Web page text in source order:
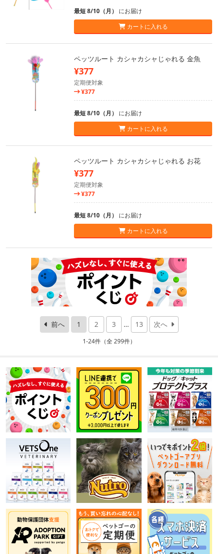
最短 8/10（月） にお届け
カートに入れる
ペッツルート カシャカシャじゃれる 金魚
¥377
定期便対象
¥377
最短 8/10（月） にお届け
カートに入れる
ペッツルート カシャカシャじゃれる お花
¥377
定期便対象
¥377
最短 8/10（月） にお届け
カートに入れる
前へ 1 2 3 … 13 次へ
1-24件（全 299件）